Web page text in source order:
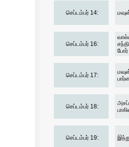
செப்டம்பர் 14:
செப்டம்பர் 16:
போர்
செப்டம்பர் 17:
செப்டம்பர் 18:
அசப்
செப்டம்பர் 19: